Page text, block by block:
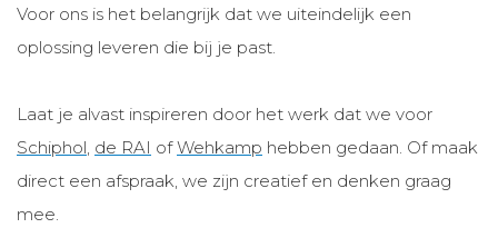
Voor ons is het belangrijk dat we uiteindelijk een
oplossing leveren die bij je past.
Laat je alvast inspireren door het werk dat we voor
Schiphol, de RAI ofWehkamp hebben gedaan. Of maak
direct een afspraak, we zijn creatief en denken graag
mee.